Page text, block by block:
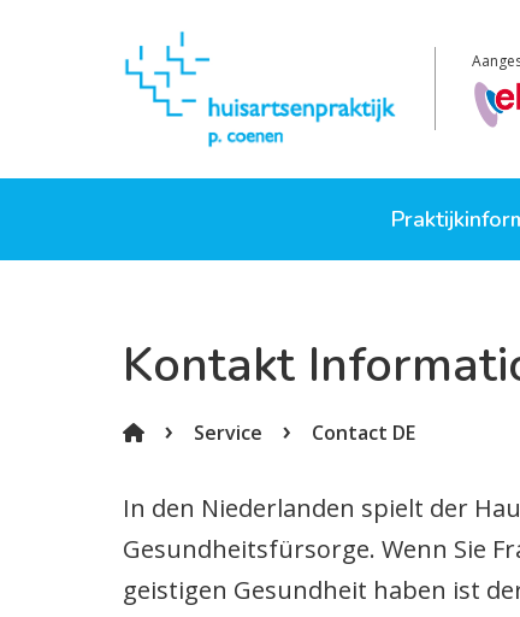
Spreekuur en
Inschrijven
Kontakt
Service Contact DE
In den Niederlanden spielt der
Gesundheitsfürsorge. Wenn Sie
geistigen Gesundheit haben ist